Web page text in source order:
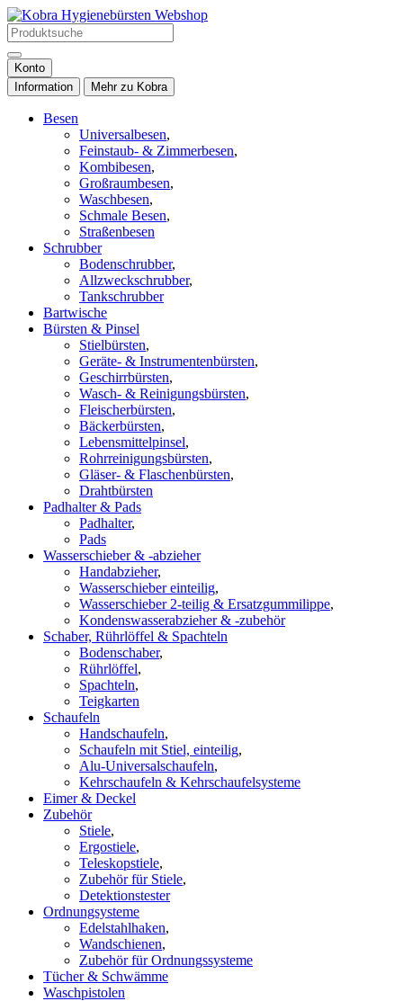
Konto
Information
Mehr zu Kobra
Besen
Universalbesen,
Feinstaub- & Zimmerbesen,
Kombibesen,
Großraumbesen,
Waschbesen,
Schmale Besen,
Straßenbesen
Schrubber
Bodenschrubber,
Allzweckschrubber,
Tankschrubber
Bartwische
Bürsten & Pinsel
Stielbürsten,
Geräte- & Instrumentenbürsten,
Geschirrbürsten,
Wasch- & Reinigungsbürsten,
Fleischerbürsten,
Bäckerbürsten,
Lebensmittelpinsel,
Rohrreinigungsbürsten,
Gläser- & Flaschenbürsten,
Drahtbürsten
Padhalter & Pads
Padhalter,
Pads
Wasserschieber & -abzieher
Handabzieher,
Wasserschieber einteilig,
Wasserschieber 2-teilig & Ersatzgummilippe,
Kondenswasserabzieher & -zubehör
Schaber, Rührlöffel & Spachteln
Bodenschaber,
Rührlöffel,
Spachteln,
Teigkarten
Schaufeln
Handschaufeln,
Schaufeln mit Stiel, einteilig,
Alu-Universalschaufeln,
Kehrschaufeln & Kehrschaufelsysteme
Eimer & Deckel
Zubehör
Stiele,
Ergostiele,
Teleskopstiele,
Zubehör für Stiele,
Detektionstester
Ordnungsysteme
Edelstahlhaken,
Wandschienen,
Zubehör für Ordnungssysteme
Tücher & Schwämme
Waschpistolen